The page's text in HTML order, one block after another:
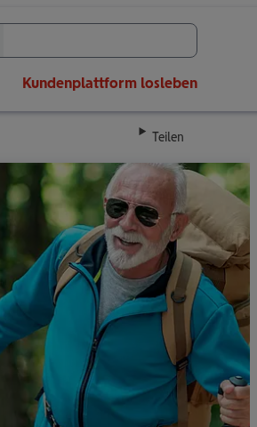
Kundenplattform losleben
Teilen